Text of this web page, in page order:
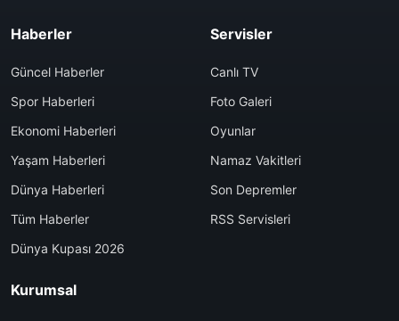
Haberler
Güncel Haberler
Spor Haberleri
Ekonomi Haberleri
Yaşam Haberleri
Dünya Haberleri
Tüm Haberler
Dünya Kupası 2026
Servisler
Canlı TV
Foto Galeri
Oyunlar
Namaz Vakitleri
Son Depremler
RSS Servisleri
Kurumsal